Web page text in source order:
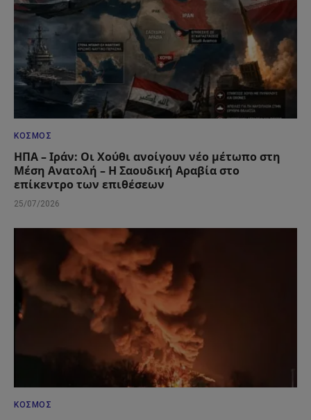
ΚΌΣΜΟΣ
ΗΠΑ – Ιράν: Οι Χούθι ανοίγουν νέο μέτωπο στη
Μέση Ανατολή – Η Σαουδική Αραβία στο
επίκεντρο των επιθέσεων
25/07/2026
ΚΌΣΜΟΣ